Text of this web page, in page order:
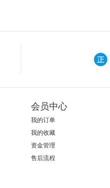
会员中心
我的订单
我的收藏
资金管理
售后流程